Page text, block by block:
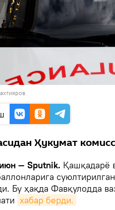
Ҳукумат
— Sputnik. Қашқадарё
Бу ҳақда Фавқулодда
хабар берди.